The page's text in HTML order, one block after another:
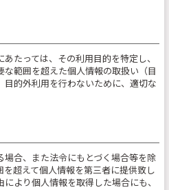
たっては、その利用目的を特定し、
範囲を超えた個人情報の取扱い（目
目的外利用を行わないために、適切な
場合、また法令にもとづく場合等を除
超えて個人情報を第三者に提供致し
より個人情報を取得した場合にも、